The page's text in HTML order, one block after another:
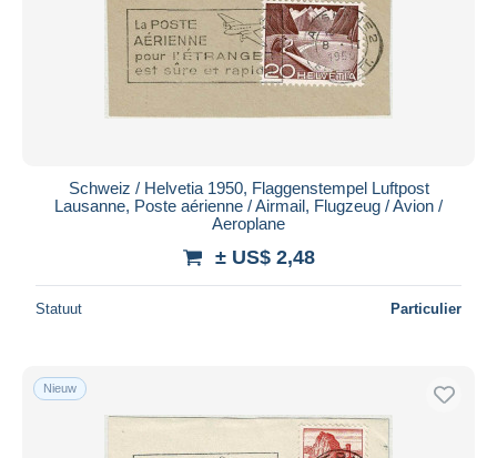
Schweiz / Helvetia 1950, Flaggenstempel Luftpost
Lausanne, Poste aérienne / Airmail, Flugzeug / Avion /
Aeroplane
± US$ 2,48
Statuut Particulier
Nieuw